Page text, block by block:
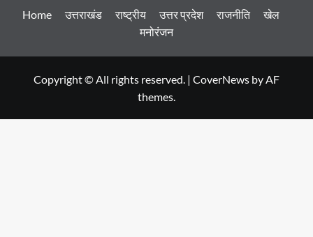
Home उत्तराखंड राष्ट्रीय उत्तर प्रदेश राजनीति
खेल
मनोरंजन
Copyright © All rights reserved. | CoverNews by AF
themes.